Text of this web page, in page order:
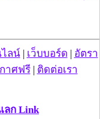
ลงทะเบียน
าร 24 ชั่วโมงทั่ว
ำกก-แม่น้ำสาย-
หม่-เชียงราย ครั้งที่
ลน์| เว็บบอร์ด | อัตรา
าศฟรี| ติดต่อเรา
ลก Link